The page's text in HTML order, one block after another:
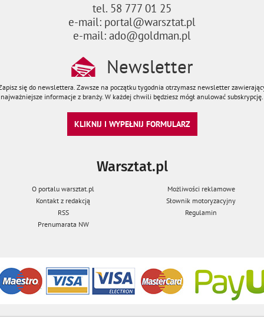
tel. 58 777 01 25
e-mail: portal@warsztat.pl
e-mail: ado@goldman.pl
Newsletter
się do newslettera. Zawsze na początku tygodnia otrzymasz newsletter
najważniejsze informacje z branży. W każdej chwili będziesz mógł anulować subskrypcję.
KLIKNIJ I WYPEŁNIJ FORMULARZ
Warsztat.pl
O portalu warsztat.pl
Możliwości reklamowe
Kontakt z redakcją
Słownik motoryzacyjny
RSS
Regulamin
Prenumarata NW